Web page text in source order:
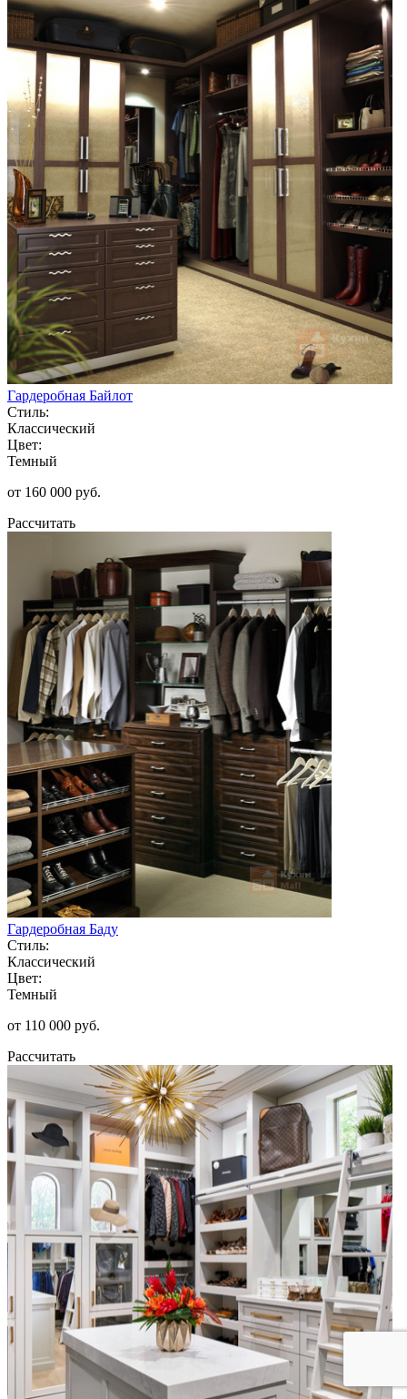
Гардеробная Байлот
Стиль:
Классический
Цвет:
Темный
от 160 000 руб.
Рассчитать
Гардеробная Баду
Стиль:
Классический
Цвет:
Темный
от 110 000 руб.
Рассчитать